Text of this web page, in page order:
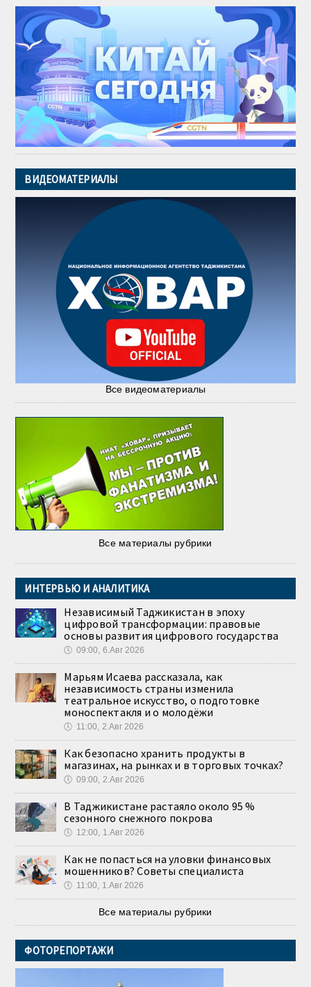
ВИДЕОМАТЕРИАЛЫ
Все видеоматериалы
Все материалы рубрики
ИНТЕРВЬЮ И АНАЛИТИКА
Независимый Таджикистан в эпоху
цифровой трансформации: правовые
основы развития цифрового государства
🕔 09:00, 6.Авг 2026
Марьям Исаева рассказала, как
независимость страны изменила
театральное искусство, о подготовке
моноспектакля и о молодёжи
🕔 11:00, 2.Авг 2026
Как безопасно хранить продукты в
магазинах, на рынках и в торговых точках?
🕔 09:00, 2.Авг 2026
В Таджикистане растаяло около 95 %
сезонного снежного покрова
🕔 12:00, 1.Авг 2026
Как не попасться на уловки финансовых
мошенников? Советы специалиста
🕔 11:00, 1.Авг 2026
Все материалы рубрики
ФОТОРЕПОРТАЖИ